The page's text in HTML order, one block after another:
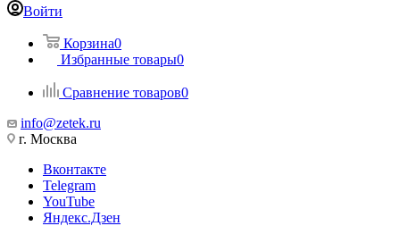
Войти
Корзина0
Избранные товары0
Сравнение товаров0
info@zetek.ru
г. Москва
Вконтакте
Telegram
YouTube
Яндекс.Дзен